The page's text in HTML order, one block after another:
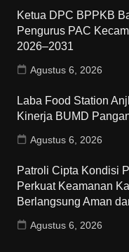
Ketua DPC BPPKB
Pengurus PAC
2026–2031
Agustus 6, 2026
Laba Food Station
Kinerja BUMD
Agustus 6, 2026
Patroli Cipta Kondisi
Perkuat Keamanan
Berlangsung Aman
Agustus 6, 2026